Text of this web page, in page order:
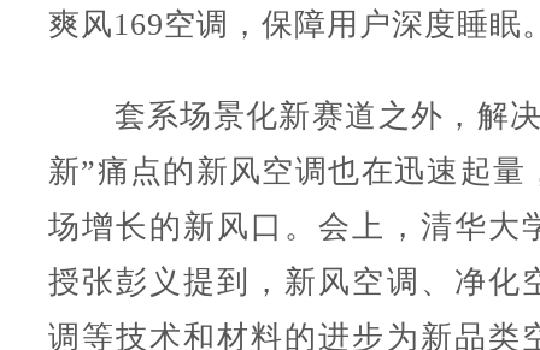
爽风169空调，保障用户深度睡眠
套系场景化新赛道之外，解决
新”痛点的新风空调也在迅速起量
场增长的新风口。会上，清华大
授张彭义提到，新风空调、净化
调等技术和材料的进步为新品类